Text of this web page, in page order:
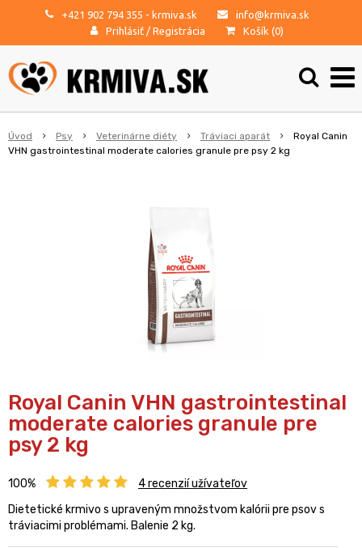
+421 902 794 355 - krmiva.sk
info@krmiva.sk
Prihlásiť / Registrácia Košík (0)
Úvod Psy Veterinárne diéty Tráviaci aparát
Royal Canin
VHN gastrointestinal moderate calories granule pre psy 2 kg
Royal Canin VHN gastrointestinal
moderate calories granule pre
psy 2 kg
100% 4recenzií užívateľov
Dietetické krmivo s upraveným množstvom kalórii pre psov s
tráviacimi problémami. Balenie 2 kg.